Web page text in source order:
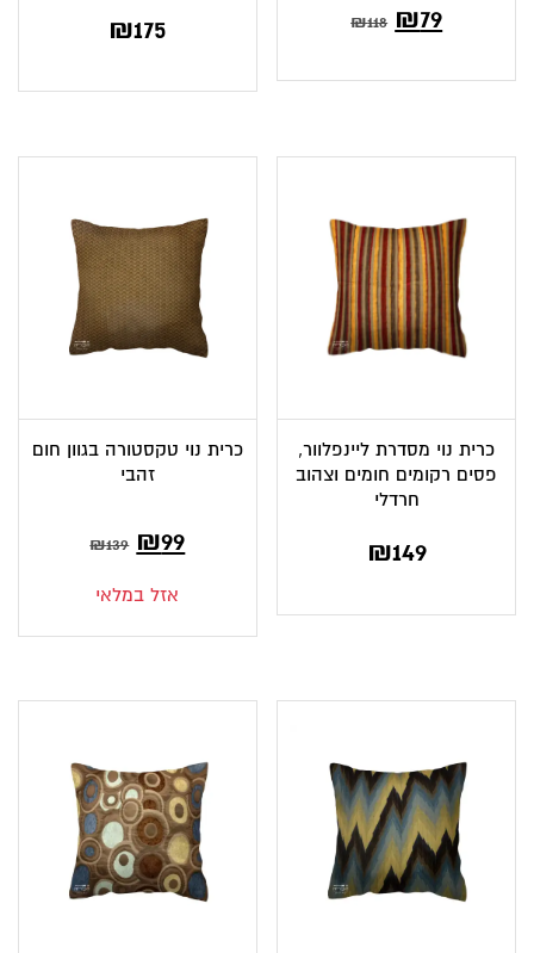
₪118 ₪79
₪175
כרית נוי מסדרת ליינפלוור,
פסים רקומים חומים וצהוב
חרדלי
₪149
כרית נוי טקסטורה בגוון חום
זהבי
₪139 המחיר
המקורי
היה:
₪99המחיר
הוא:
אזל במלאי